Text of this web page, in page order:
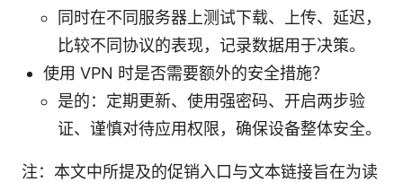
同时在不同服务器上测试下载、上传、延迟，
比较不同协议的表现，记录数据用于决策。
使用 VPN 时是否需要额外的安全措施？
是的：定期更新、使用强密码、开启两步验
证、谨慎对待应用权限，确保设备整体安全。
注：本文中所提及的促销入口与文本链接旨在为读